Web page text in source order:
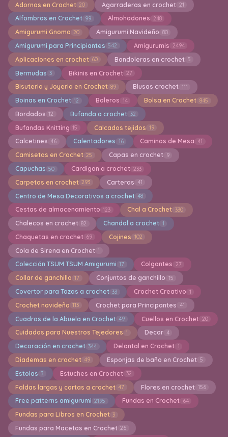
Adornos en Crochet 20 Agarraderas en crochet 21
Alfombras en Crochet 99 Almohadones 248
Amigurumi Gnomo 20 Amigurumi Navideño 80
Amigurumi para Principiantes 542 Amigurumis 2494
Aplicaciones en crochet 60 Bandoleras en crochet 5
Bermudas 3 Bikinis en Crochet 27
Bisuteria y Joyeria en Crochet 89 Blusas crochet 111
Boinas en Crochet 12 Boleros 14 Bolsa en Crochet 845
Bordados 12 Bufanda a crochet 32
Bufandas Knitting 15 Calcados tejidos 19
Calcetines 46 Calentadores 16 Caminos de Mesa 41
Camisetas en Crochet 25 Capas en crochet 9
Capuchas 50 Cardigan a crochet 233
Carpetas en crochet 293 Carteras 41
Centro de Mesa Decorativos a crochet 48
Cestas de almacenamiento 123 Chal a Crochet 330
Chalecos en crochet 82 Chandal a crochet 1
Chaquetas en crochet 69 Cojines 102
Cola de Sirena en Crochet 1
Colección TSUM TSUM Amigurumi 17 Colgantes 27
Collar de ganchillo 17 Conjuntos de ganchillo 15
Covertor para Tazas a crochet 33 Crochet Creativo 1
Crochet navideño 113 Crochet para Principantes 41
Cuadros de la Abuela en Crochet 49 Cuellos en Crochet 20
Cuidados para Nuestros Tejedores 1 Decor 4
Decoración en crochet 344 Delantal en Crochet 1
Diademas en crochet 49 Esponjas de baño en Crochet 5
Estolas 3 Estuches en Crochet 32
Faldas largas y cortas a crochet 47 Flores en crochet 156
Free patterns amigurumi 2195 Fundas en Crochet 64
Fundas para Libros en Crochet 3
Fundas para Macetas en Crochet 26